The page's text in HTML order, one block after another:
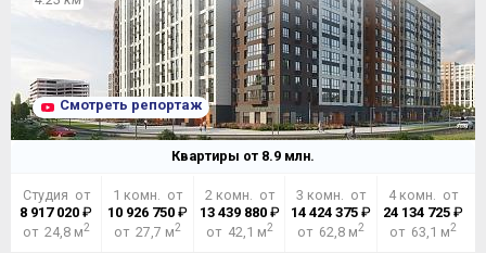
Смотреть репортаж
Квартиры от 8.9 млн.
Студия от
8 917 020 ₽
от 24,8 м2
1 комн. от
10 926 750 ₽
от 27,7 м2
2 комн. от
13 439 880₽
от 42,1 м2
3 комн. от
14 424 375 ₽
от 62,8 м2
4 комн. от
24 134 725₽
от 63,1 м2